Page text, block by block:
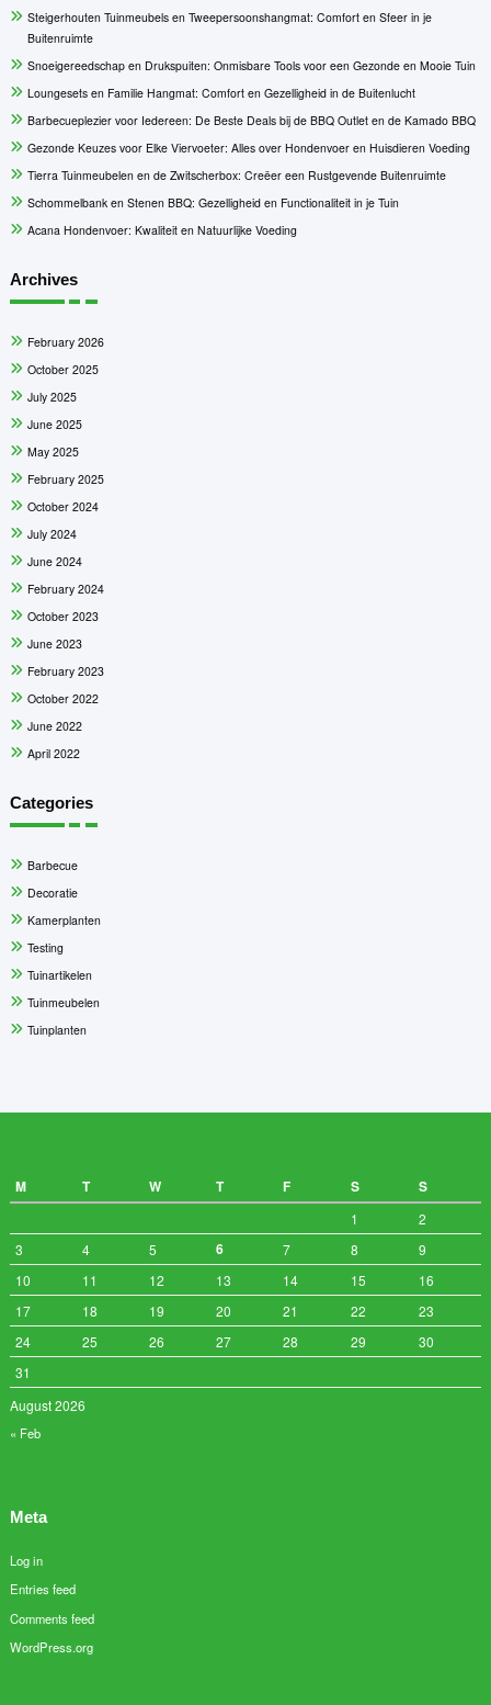
Steigerhouten Tuinmeubels en Tweepersoonshangmat: Comfort en Sfeer in je
Buitenruimte
Snoeigereedschap en Drukspuiten: Onmisbare Tools voor een Gezonde en Mooie Tuin
Loungesets en Familie Hangmat: Comfort en Gezelligheid in de Buitenlucht
Barbecueplezier voor Iedereen: De Beste Deals bij de BBQ Outlet en de Kamado BBQ
Gezonde Keuzes voor Elke Viervoeter: Alles over Hondenvoer en Huisdieren Voeding
Tierra Tuinmeubelen en de Zwitscherbox: Creëer een Rustgevende Buitenruimte
Schommelbank en Stenen BBQ: Gezelligheid en Functionaliteit in je Tuin
Acana Hondenvoer: Kwaliteit en Natuurlijke Voeding
Archives
February 2026
October 2025
July 2025
June 2025
May 2025
February 2025
October 2024
July 2024
June 2024
February 2024
October 2023
June 2023
February 2023
October 2022
June 2022
April 2022
Categories
Barbecue
Decoratie
Kamerplanten
Testing
Tuinartikelen
Tuinmeubelen
Tuinplanten
August 2026
M T W T F S S
1
2
3
4 5 6 7 8
9
10
11 12 13 14 15
16
17
18 19 20 21 22
23
24
25 26 27 28 29
30
31
« Feb
Meta
Log in
Entries feed
Comments feed
WordPress.org